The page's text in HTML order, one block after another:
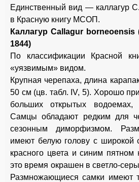
Единственный вид — каллагур С.
в Красную книгу МСОП.
Каллагур Callagur borneoensis
1844)
По классификации Красной
«уязвимым» видом.
Крупная черепаха, длина
50 см (цв. табл. IV, 5). Хорошо
больших открытых водоемах,
Самцы обладают редким для
сезонным диморфизмом.
имеют белую голову с широкой
красного цвета и синим
это время окрашен в светло-
Размножающиеся самки имеют